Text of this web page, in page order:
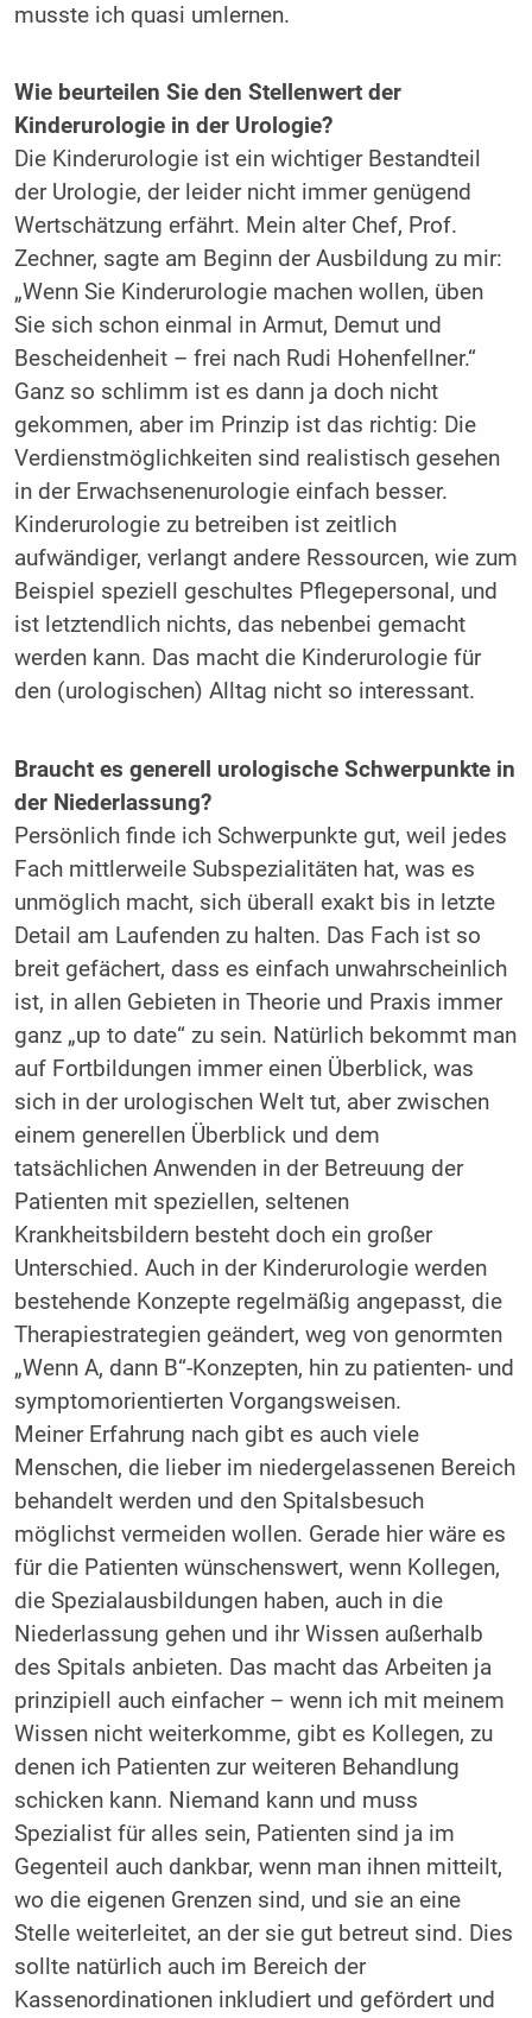
musste ich quasi umlernen.
Wie beurteilen Sie den Stellenwert der
Kinderurologie in der Urologie?
Die Kinderurologie ist ein wichtiger Bestandteil
der Urologie, der leider nicht immer genügend
Wertschätzung erfährt. Mein alter Chef, Prof.
Zechner, sagte am Beginn der Ausbildung zu mir:
„Wenn Sie Kinderurologie machen wollen, üben
Sie sich schon einmal in Armut, Demut und
Bescheidenheit – frei nach Rudi Hohenfellner.“
Ganz so schlimm ist es dann ja doch nicht
gekommen, aber im Prinzip ist das richtig: Die
Verdienstmöglichkeiten sind realistisch gesehen
in der Erwachsenenurologie einfach besser.
Kinderurologie zu betreiben ist zeitlich
aufwändiger, verlangt andere Ressourcen, wie zum
Beispiel speziell geschultes Pflegepersonal, und
ist letztendlich nichts, das nebenbei gemacht
werden kann. Das macht die Kinderurologie für
den (urologischen) Alltag nicht so interessant.
Braucht es generell urologische Schwerpunkte in
der Niederlassung?
Persönlich finde ich Schwerpunkte gut, weil jedes
Fach mittlerweile Subspezialitäten hat, was es
unmöglich macht, sich überall exakt bis in letzte
Detail am Laufenden zu halten. Das Fach ist so
breit gefächert, dass es einfach unwahrscheinlich
ist, in allen Gebieten in Theorie und Praxis immer
ganz „up to date“ zu sein. Natürlich bekommt man
auf Fortbildungen immer einen Überblick, was
sich in der urologischen Welt tut, aber zwischen
einem generellen Überblick und dem
tatsächlichen Anwenden in der Betreuung der
Patienten mit speziellen, seltenen
Krankheitsbildern besteht doch ein großer
Unterschied. Auch in der Kinderurologie werden
bestehende Konzepte regelmäßig angepasst, die
Therapiestrategien geändert, weg von genormten
„Wenn A, dann B“-Konzepten, hin zu patienten- und
symptomorientierten Vorgangsweisen.
Meiner Erfahrung nach gibt es auch viele
Menschen, die lieber im niedergelassenen Bereich
behandelt werden und den Spitalsbesuch
möglichst vermeiden wollen. Gerade hier wäre es
für die Patienten wünschenswert, wenn Kollegen,
die Spezialausbildungen haben, auch in die
Niederlassung gehen und ihr Wissen außerhalb
des Spitals anbieten. Das macht das Arbeiten ja
prinzipiell auch einfacher – wenn ich mit meinem
Wissen nicht weiterkomme, gibt es Kollegen, zu
denen ich Patienten zur weiteren Behandlung
schicken kann. Niemand kann und muss
Spezialist für alles sein, Patienten sind ja im
Gegenteil auch dankbar, wenn man ihnen mitteilt,
wo die eigenen Grenzen sind, und sie an eine
Stelle weiterleitet, an der sie gut betreut sind. Dies
sollte natürlich auch im Bereich der
Kassenordinationen inkludiert und gefördert und